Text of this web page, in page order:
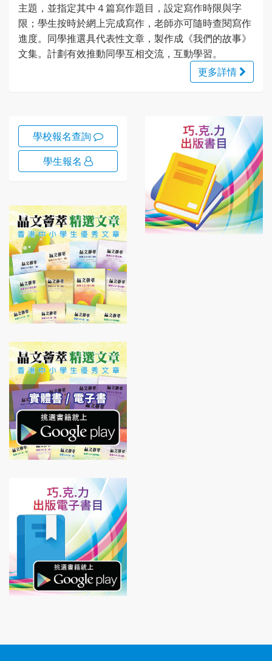
主題，並指定其中４篇寫作題目，設定寫作時限與字
限；學生按時於網上完成寫作，老師亦可隨時查閱寫作
進度。同學推選具代表性文章，製作成《我們的故事》
文集。計劃有效推動同學互相交流，互動學習。
更多詳情
學校報名查詢
學生報名